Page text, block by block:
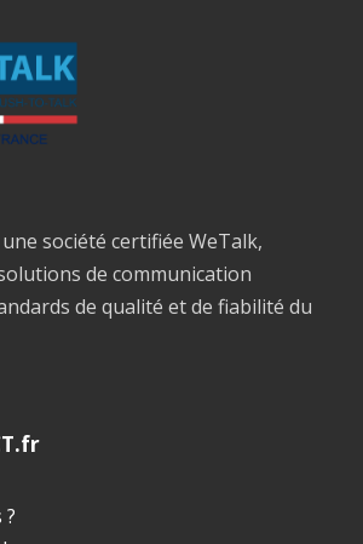
société certifiée WeTalk,
de communication
de qualité et de fiabilité du